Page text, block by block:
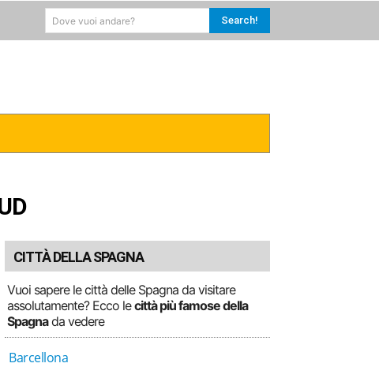
Dove vuoi andare? Search!
CITTÀ DELLA SPAGNA
Vuoi sapere le città delle Spagna da visitare
assolutamente? Ecco lecittà più famose della
Spagnada vedere
Barcellona